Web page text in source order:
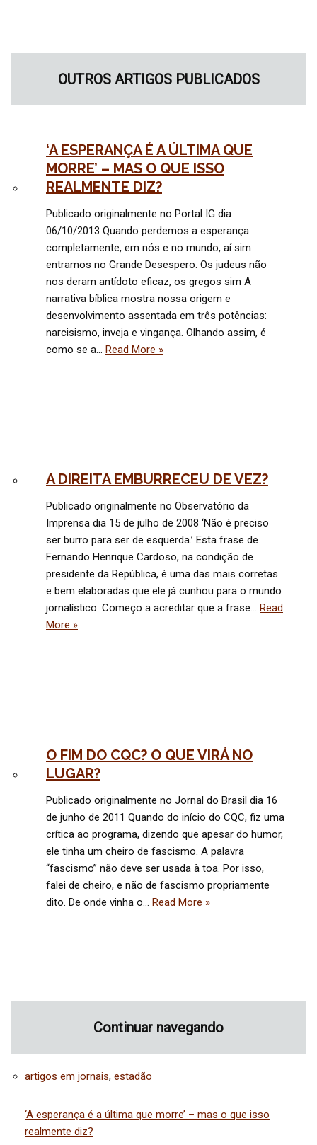
OUTROS ARTIGOS PUBLICADOS
‘A ESPERANÇA É A ÚLTIMA QUE
MORRE’ – MAS O QUE ISSO
REALMENTE DIZ?
Publicado originalmente no Portal IG dia
06/10/2013 Quando perdemos a esperança
completamente, em nós e no mundo, aí sim
entramos no Grande Desespero. Os judeus não
nos deram antídoto eficaz, os gregos sim A
narrativa bíblica mostra nossa origem e
desenvolvimento assentada em três potências:
narcisismo, inveja e vingança. Olhando assim, é
como se a… Read More »
A DIREITA EMBURRECEU DE VEZ?
Publicado originalmente no Observatório da
Imprensa dia 15 de julho de 2008 ‘Não é preciso
ser burro para ser de esquerda.’ Esta frase de
Fernando Henrique Cardoso, na condição de
presidente da República, é uma das mais corretas
e bem elaboradas que ele já cunhou para o mundo
jornalístico. Começo a acreditar que a frase… Read
More »
O FIM DO CQC? O QUE VIRÁ NO
LUGAR?
Publicado originalmente no Jornal do Brasil dia 16
de junho de 2011 Quando do início do CQC, fiz uma
crítica ao programa, dizendo que apesar do humor,
ele tinha um cheiro de fascismo. A palavra
“fascismo” não deve ser usada à toa. Por isso,
falei de cheiro, e não de fascismo propriamente
dito. De onde vinha o… Read More »
Continuar navegando
artigos em jornais, estadão
‘A esperança é a última que morre’ – mas o que isso
realmente diz?